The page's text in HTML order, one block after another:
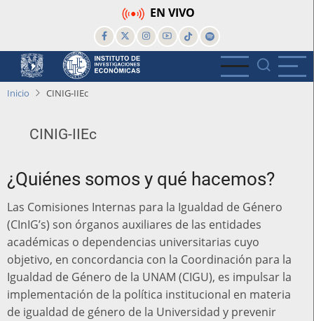
principal
EN VIVO
Inicio CINIG-IIEc
CINIG-IIEc
¿Quiénes somos y qué hacemos?
Las Comisiones Internas para la Igualdad de Género
(CInIG’s) son órganos auxiliares de las entidades
académicas o dependencias universitarias cuyo
objetivo, en concordancia con la Coordinación para la
Igualdad de Género de la UNAM (CIGU), es impulsar la
implementación de la política institucional en materia
de igualdad de género de la Universidad y prevenir